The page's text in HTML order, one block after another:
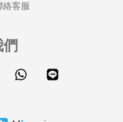
絡客服
Wechat Whatsapp